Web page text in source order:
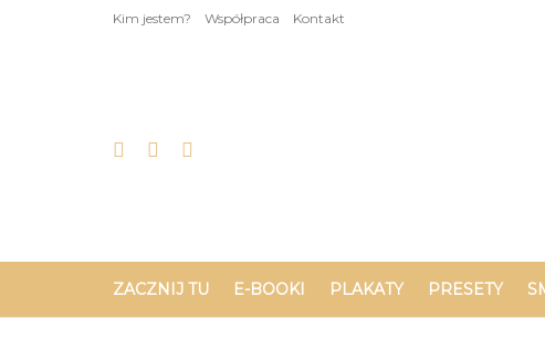
Kim jestem? Współpraca Kontakt
ZACZNIJ TU E-BOOKI PLAKATY PRESETY